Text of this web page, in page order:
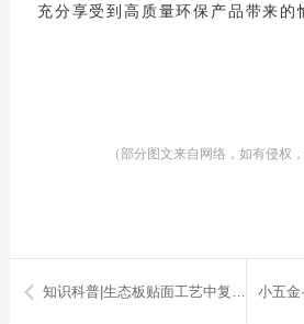
充分享受到高质量环保产品带来的
（部分图文来自网络，如有侵权
知识科普|生态板贴面工艺中复贴板和直贴板的区别 小五金·大学问